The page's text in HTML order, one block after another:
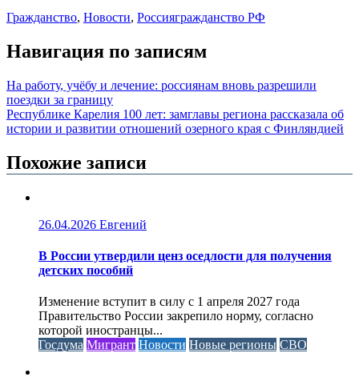
Гражданство, Новости, Россиягражданство РФ
Навигация по записям
На работу, учёбу и лечение: россиянам вновь разрешили
поездки за границу
Республике Карелия 100 лет: замглавы региона рассказала об
истории и развитии отношений озерного края с Финляндией
Похожие записи
26.04.2026 Евгений
В России утвердили ценз оседлости для получения
детских пособий
Изменение вступит в силу с 1 апреля 2027 года
Правительство России закрепило норму, согласно
которой иностранцы...
Госдума Мигрант Новости Новые регионы СВО